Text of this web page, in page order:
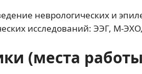
неврологических и
исследований: ЭЭГ, М-
(места